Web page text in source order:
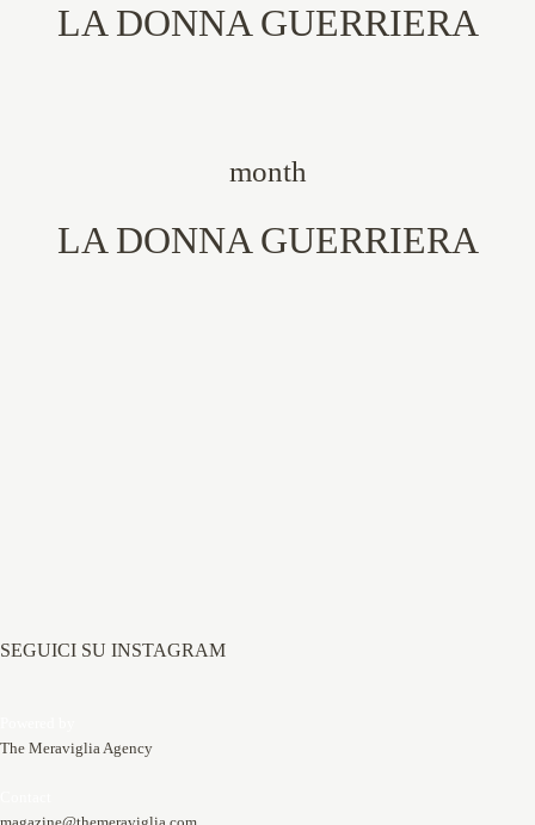
LA DONNA GUERRIERA
month
LA DONNA GUERRIERA
SEGUICI SU INSTAGRAM
The Meraviglia Agency